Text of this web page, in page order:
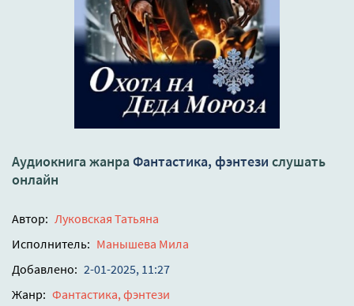
Аудиокнига жанра Фантастика, фэнтези слушать
онлайн
Автор: Луковская Татьяна
Исполнитель: Манышева Мила
Добавлено: 2-01-2025, 11:27
Жанр: Фантастика, фэнтези